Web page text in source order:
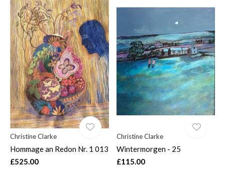
Christine Clarke
Hommage an Redon Nr. 1 013
£525.00
Christine Clarke
Wintermorgen - 25
£115.00